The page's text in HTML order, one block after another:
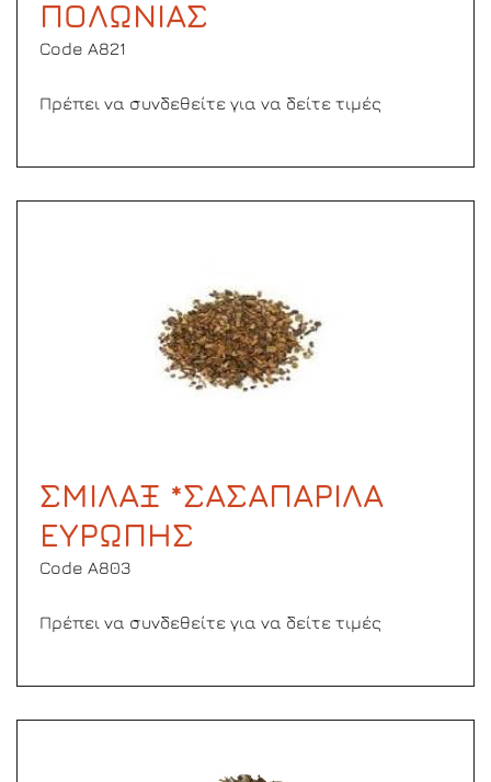
ΠΟΛΩΝΙΑΣ
Code Α821
Πρέπει να συνδεθείτε για να δείτε τιμές
ΣΜΙΛΑΞ *ΣΑΣΑΠΑΡΙΛΑ
ΕΥΡΩΠΗΣ
Code Α803
Πρέπει να συνδεθείτε για να δείτε τιμές